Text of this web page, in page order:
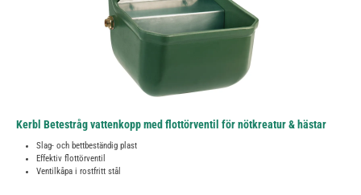
Kerbl Betestråg vattenkopp med flottörventil för nötkreatur & hästar
Slag- och bettbeständig plast
Effektiv flottörventil
Ventilkåpa i rostfritt stål